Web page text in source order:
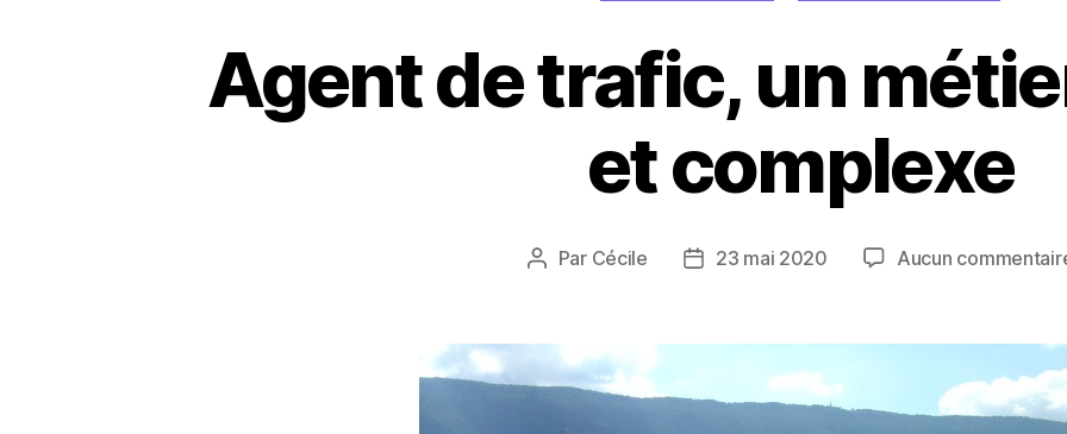
Agent de trafic, un
et complexe
Auteur
Par Cécile
Date23 mai 2020 Aucun